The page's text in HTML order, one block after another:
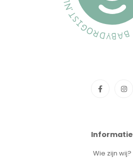
Informatie
Wie zijn wij?